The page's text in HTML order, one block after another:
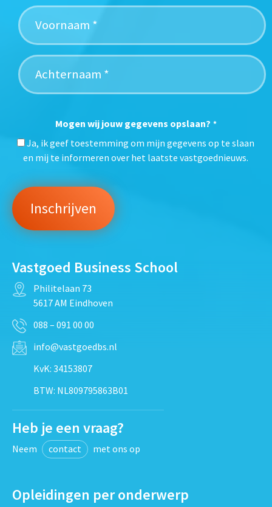
Mogen wij jouw gegevens opslaan? *
Ja, ik geef toestemming om mijn gegevens op te slaan
en mij te informeren over het laatste vastgoednieuws.
Vastgoed Business School
Philitelaan 73
5617 AM Eindhoven
088 – 091 00 00
info@vastgoedbs.nl
KvK: 34153807
BTW: NL809795863B01
Heb je een vraag?
Neem contact met ons op
Opleidingen per onderwerp